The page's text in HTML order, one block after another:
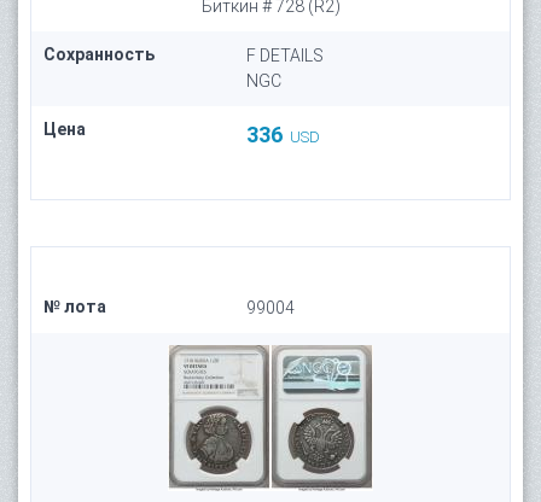
Биткин # 728 (R2)
Сохранность
F DETAILS
NGC
Цена 336 USD
№ лота 99004